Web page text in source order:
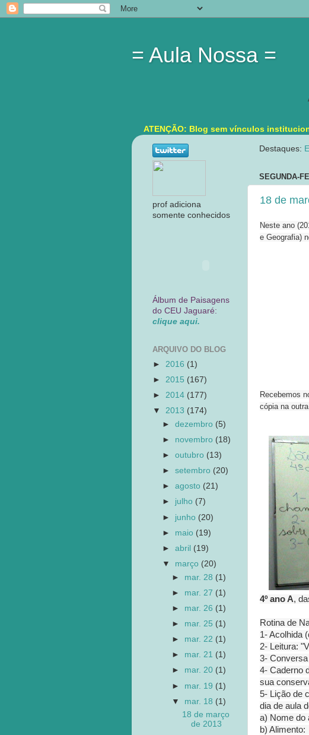
= Aula Nossa =
ATENÇÃO: Blog sem vínculos
Destaques:
SEGUNDA-
18 de
Neste ano
e Geografia)
Recebemos
cópia na
4º ano A,
Rotina de
1- Acolhida
2- Leitura:
3-
4- Caderno
sua
5- Lição de
dia de aula
a) Nome do
b)
prof adiciona
somente conhecidos
Álbum de Paisagens
do CEU Jaguaré:
clique aqui.
ARQUIVO DO BLOG
► 2016 (1)
► 2015 (167)
► 2014 (177)
▼ 2013 (174)
►dezembro (5)
► novembro (18)
►outubro (13)
►setembro (20)
►agosto (21)
► julho (7)
► junho (20)
► maio (19)
►abril (19)
▼ março (20)
► mar. 28 (1)
► mar. 27 (1)
► mar. 26 (1)
► mar. 25 (1)
► mar. 22 (1)
► mar. 21 (1)
► mar. 20 (1)
► mar. 19 (1)
▼ mar. 18 (1)
18 de março
de 2013